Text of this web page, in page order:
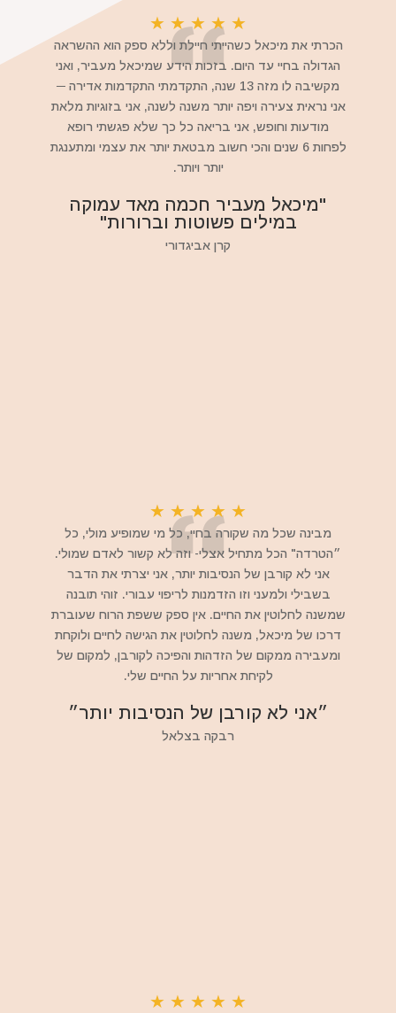
★
★
★
★
★
הכרתי את מיכאל כשהייתי חיילת וללא ספק הוא ההשראה
הגדולה בחיי עד היום. בזכות הידע שמיכאל מעביר, ואני
מקשיבה לו מזה 13 שנה, התקדמתי התקדמות אדירה ─
אני נראית צעירה ויפה יותר משנה לשנה, אני בזוגיות מלאת
מודעות וחופש, אני בריאה כל כך שלא פגשתי רופא
לפחות 6 שנים והכי חשוב מבטאת יותר את עצמי ומתענגת
יותר ויותר.
"מיכאל מעביר חכמה מאד עמוקה
במילים פשוטות וברורות"
קרן אביגדורי
★
★
★
★
★
מבינה שכל מה שקורה בחיי, כל מי שמופיע מולי, כל
״הטרדה" הכל מתחיל אצלי- וזה לא קשור לאדם שמולי.
אני לא קורבן של הנסיבות יותר, אני יצרתי את הדבר
בשבילי ולמעני וזו הזדמנות לריפוי עבורי. זוהי תובנה
שמשנה לחלוטין את החיים. אין ספק ששפת הרוח שעוברת
דרכו של מיכאל, משנה לחלוטין את הגישה לחיים ולוקחת
ומעבירה ממקום של הזדהות והפיכה לקורבן, למקום של
לקיחת אחריות על החיים שלי.
״אני לא קורבן של הנסיבות יותר״
רבקה בצלאל
★
★
★
★
★